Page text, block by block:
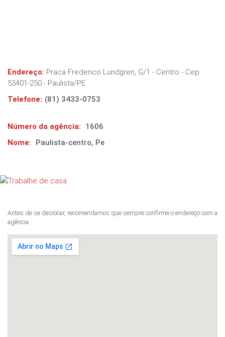
Endereço: Praca Frederico Lundgren, G/1 - Centro - Cep:
53401-250 - Paulista/PE
Telefone: (81) 3433-0753
Número da agência:
1606
Nome:
Paulista-centro, Pe
Antes de se deslocar, recomendamos que sempre confirme o endereço com a
agência.